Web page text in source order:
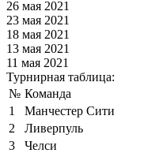
26 мая 2021
23 мая 2021
18 мая 2021
13 мая 2021
11 мая 2021
Турнирная таблица:
№ Команда
1
Манчестер Сити
2
Ливерпуль
3
Челси